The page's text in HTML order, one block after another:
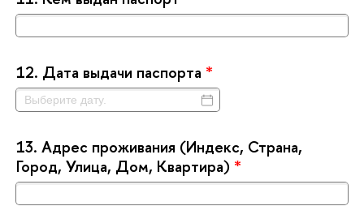
12. Дата выдачи паспорта *
13. Адрес проживания (Индекс, Страна,
Город, Улица, Дом, Квартира) *